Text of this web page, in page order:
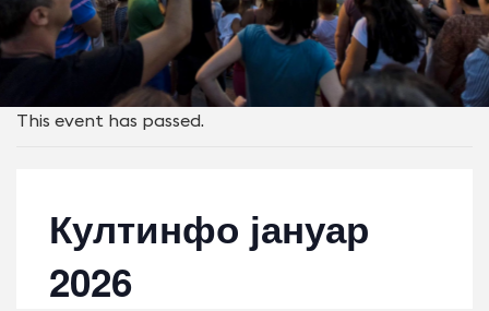
This event has passed.
Култинфо јануар
2026